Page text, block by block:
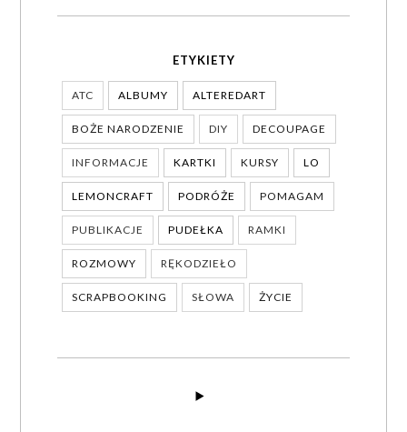
ETYKIETY
ATC ALBUMY ALTEREDART
BOŻE NARODZENIE DIY DECOUPAGE
INFORMACJE KARTKI KURSY LO
LEMONCRAFT PODRÓŻE POMAGAM
PUBLIKACJE PUDEŁKA RAMKI
ROZMOWY RĘKODZIEŁO
SCRAPBOOKING SŁOWA ŻYCIE